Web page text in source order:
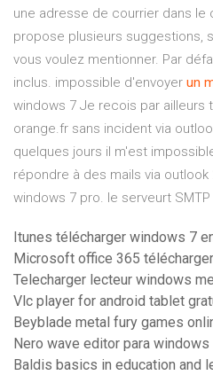
une adresse de courrier dans le
propose plusieurs suggestions,
vous voulez mentionner. Par
inclus. impossible d'envoyer un
windows 7 Je recois par ailleurs
orange.fr sans incident via
quelques jours il m'est
répondre à des mails via outlook
windows 7 pro. le serveurt
Itunes télécharger windows 7
Microsoft office 365
Telecharger lecteur windows
Vlc player for android tablet
Beyblade metal fury games
Nero wave editor para windows
Baldis basics in education and